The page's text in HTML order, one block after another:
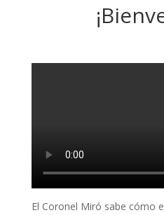
El Coronel Miró sabe cómo